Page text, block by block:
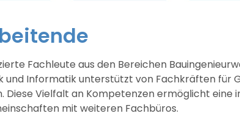
Fachleute aus den Bereichen
und Informatik unterstützt von Fachkräften für
Diese Vielfalt an Kompetenzen ermöglicht
mit weiteren Fachbüros.